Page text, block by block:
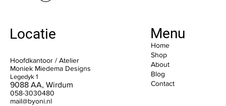
Locatie
Hoofdkantoor / Atelier
Moniek Miedema Designs
Legedyk 1
9088 AA, Wirdum
058-3030480
mail@byoni.nl
Menu
Home
Shop
About
Blog
Contact